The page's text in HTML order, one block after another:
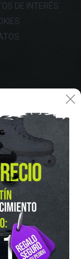
DE INTERÉS